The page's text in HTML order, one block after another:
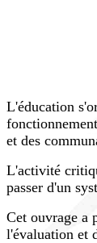
L'éducation
et des
L'activité
passer d'un
Cet ouvrage a
l'évaluation et